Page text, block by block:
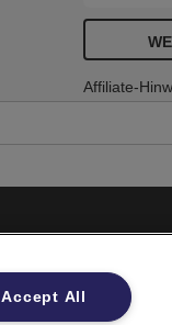
Affiliate-
Accept All